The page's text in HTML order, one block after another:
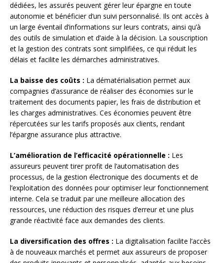
dédiées, les assurés peuvent gérer leur épargne en toute
autonomie et bénéficier d’un suivi personnalisé. Ils ont accès à
un large éventail d’informations sur leurs contrats, ainsi qu’à
des outils de simulation et d’aide à la décision. La souscription
et la gestion des contrats sont simplifiées, ce qui réduit les
délais et facilite les démarches administratives.
La baisse des coûts : La dématérialisation permet aux
compagnies d’assurance de réaliser des économies sur le
traitement des documents papier, les frais de distribution et
les charges administratives. Ces économies peuvent être
répercutées sur les tarifs proposés aux clients, rendant
l’épargne assurance plus attractive.
L’amélioration de l’efficacité opérationnelle : Les
assureurs peuvent tirer profit de l’automatisation des
processus, de la gestion électronique des documents et de
l’exploitation des données pour optimiser leur fonctionnement
interne. Cela se traduit par une meilleure allocation des
ressources, une réduction des risques d’erreur et une plus
grande réactivité face aux demandes des clients.
La diversification des offres : La digitalisation facilite l’accès
à de nouveaux marchés et permet aux assureurs de proposer